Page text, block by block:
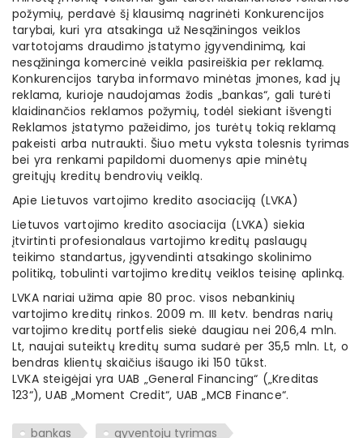
požymių, perdavė šį klausimą nagrinėti Konkurencijos
tarybai, kuri yra atsakinga už Nesąžiningos veiklos
vartotojams draudimo įstatymo įgyvendinimą, kai
nesąžininga komercinė veikla pasireiškia per reklamą.
Konkurencijos taryba informavo minėtas įmones, kad jų
reklama, kurioje naudojamas žodis „bankas“, gali turėti
klaidinančios reklamos požymių, todėl siekiant išvengti
Reklamos įstatymo pažeidimo, jos turėtų tokią reklamą
pakeisti arba nutraukti. Šiuo metu vyksta tolesnis tyrimas
bei yra renkami papildomi duomenys apie minėtų
greitųjų kreditų bendrovių veiklą.
Apie Lietuvos vartojimo kredito asociaciją (LVKA)
Lietuvos vartojimo kredito asociacija (LVKA) siekia
įtvirtinti profesionalaus vartojimo kreditų paslaugų
teikimo standartus, įgyvendinti atsakingo skolinimo
politiką, tobulinti vartojimo kreditų veiklos teisinę aplinką.
LVKA nariai užima apie 80 proc. visos nebankinių
vartojimo kreditų rinkos. 2009 m. III ketv. bendras narių
vartojimo kreditų portfelis siekė daugiau nei 206,4 mln.
Lt, naujai suteiktų kreditų suma sudarė per 35,5 mln. Lt, o
bendras klientų skaičius išaugo iki 150 tūkst.
LVKA steigėjai yra UAB „General Financing“ („Kreditas
123“), UAB „Moment Credit“, UAB „MCB Finance“.
bankas gyventoju tyrimas